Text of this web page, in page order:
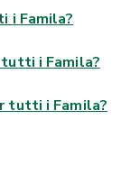
i Famila?
i Famila?
tutti i Famila?